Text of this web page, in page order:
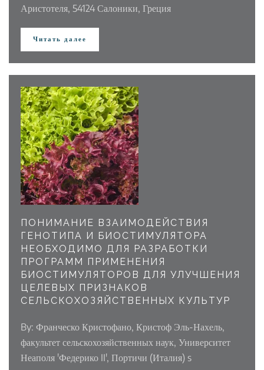
Аристотеля, 54124 Салоники, Греция
Читать далее
ПОНИМАНИЕ ВЗАИМОДЕЙСТВИЯ
ГЕНОТИПА И БИОСТИМУЛЯТОРА
НЕОБХОДИМО ДЛЯ РАЗРАБОТКИ
ПРОГРАММ ПРИМЕНЕНИЯ
БИОСТИМУЛЯТОРОВ ДЛЯ УЛУЧШЕНИЯ
ЦЕЛЕВЫХ ПРИЗНАКОВ
СЕЛЬСКОХОЗЯЙСТВЕННЫХ КУЛЬТУР
By: Франческо Кристофано, Кристоф Эль-Нахель,
факультет сельскохозяйственных наук, Университет
Неаполя 'Федерико II', Портичи (Италия) s